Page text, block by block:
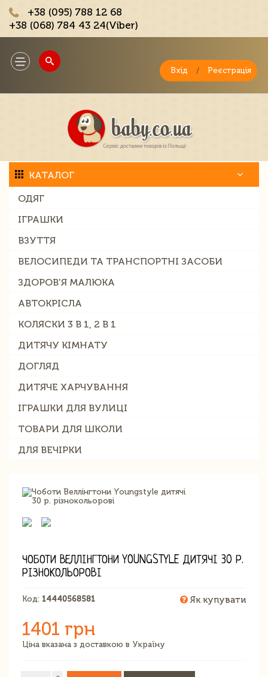
+38 (095) 788 12 68
+38 (068) 784 43 24(Viber)
Toggle
navigation
Вхід / Реєстрація
КАТАЛОГ
ОДЯГ
ІГРАШКИ
ВЗУТТЯ
ВЕЛОСИПЕДИ ТА ТРАНСПОРТНІ ЗАСОБИ
ЗДОРОВ'Я МАЛЮКА
АВТОКРІСЛА
КОЛЯСКИ 3 В 1, 2 В 1
ДИТЯЧУ КІМНАТУ
ДОГЛЯД
ДИТЯЧЕ ХАРЧУВАННЯ
ІГРАШКИ ДЛЯ ВУЛИЦІ
ТОВАРИ ДЛЯ ШКОЛИ
ДЛЯ ВЕЧІРКИ
ЧОБОТИ ВЕЛЛІНГТОНИ YOUNGSTYLE ДИТЯЧІ 30 Р.
РІЗНОКОЛЬОРОВІ
Код: 14440568581 Як купувати
1401 грн
Ціна вказана з доставкою в Україну